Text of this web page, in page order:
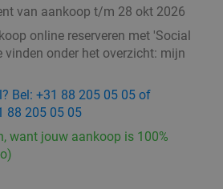
van aankoop t/m 28 okt 2026
online reserveren met 'Social
vinden onder het overzicht: mijn
Bel: +31 88 205 05 05 of
88 205 05 05
want jouw aankoop is 100%